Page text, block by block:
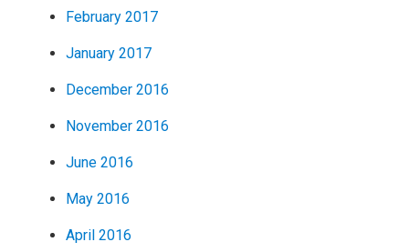
February 2017
January 2017
December 2016
November 2016
June 2016
May 2016
April 2016